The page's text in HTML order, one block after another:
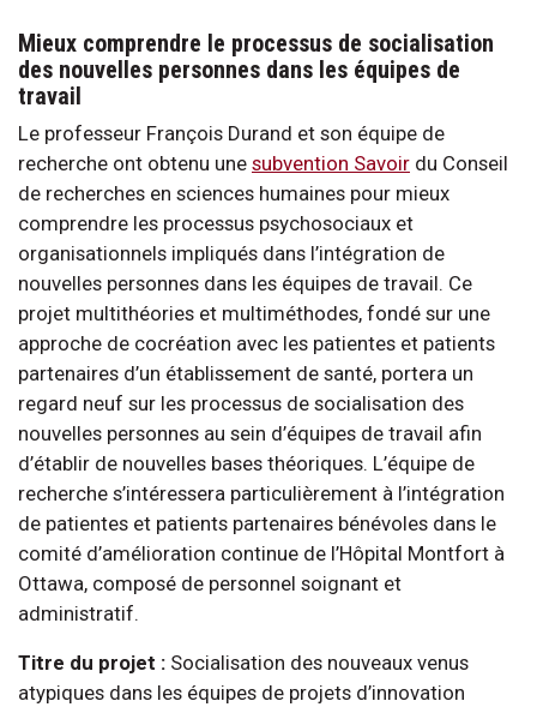
Mieux comprendre le processus de socialisation
des nouvelles personnes dans les équipes de
travail
Le professeur François Durand et son équipe de
recherche ont obtenu une subvention Savoir du Conseil
de recherches en sciences humaines pour mieux
comprendre les processus psychosociaux et
organisationnels impliqués dans l’intégration de
nouvelles personnes dans les équipes de travail. Ce
projet multithéories et multiméthodes, fondé sur une
approche de cocréation avec les patientes et patients
partenaires d’un établissement de santé, portera un
regard neuf sur les processus de socialisation des
nouvelles personnes au sein d’équipes de travail afin
d’établir de nouvelles bases théoriques. L’équipe de
recherche s’intéressera particulièrement à l’intégration
de patientes et patients partenaires bénévoles dans le
comité d’amélioration continue de l’Hôpital Montfort à
Ottawa, composé de personnel soignant et
administratif.
Titre du projet : Socialisation des nouveaux venus
atypiques dans les équipes de projets d’innovation